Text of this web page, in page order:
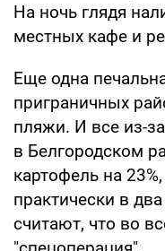
На ночь глядя
местных кафе и
Еще одна
приграничных
пляжи. И все из-
в Белгородском
картофель на
практически в
считают, что во